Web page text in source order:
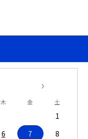
木 金 土
1
6 7
8